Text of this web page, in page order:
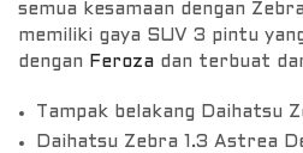
semua kesamaan dengan
memiliki gaya SUV 3 pintu
dengan
Feroza dan terbuat
Tampak belakang Daihatsu
Daihatsu Zebra 1.3 Astrea